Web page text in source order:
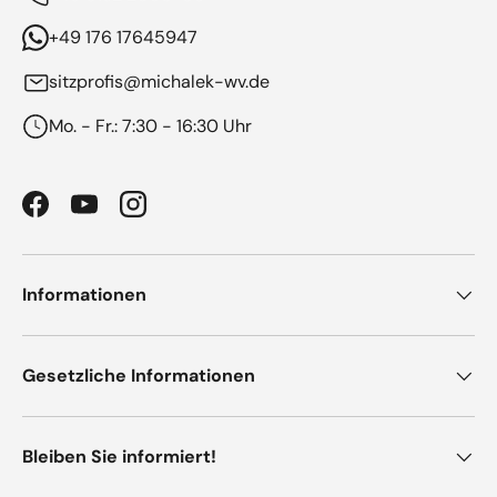
+49 176 17645947
sitzprofis@michalek-wv.de
Mo. - Fr.: 7:30 - 16:30 Uhr
FacebookYouTubeInstagram
Informationen
Gesetzliche Informationen
Bleiben Sie informiert!